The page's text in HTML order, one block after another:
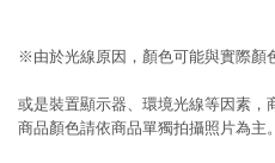
※由於光線原因，顏色可能與實際顏
或是裝置顯示器、環境光線等因素，
商品顏色請依商品單獨拍攝照片為主。